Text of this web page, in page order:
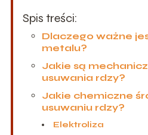
Spis treści:
Dlaczego ważne
metalu?
Jakie są
usuwania rdzy?
Jakie chemiczne
usuwaniu rdzy?
Elektroliza